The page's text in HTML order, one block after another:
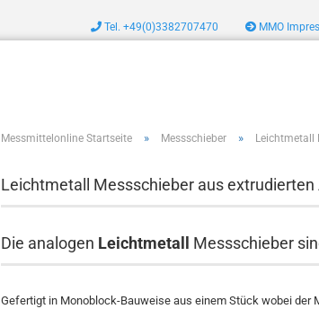
Tel. +49(0)3382707470 MMO
Messmittelonline Startseite » Messschieber » Leichtmetall
Leichtmetall Messschieber aus
Die analogen Leichtmetall Messschieber
Gefertigt in Monoblock-Bauweise aus einem Stück wobei